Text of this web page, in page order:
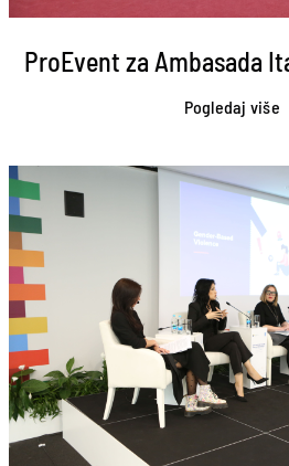
ProEvent za Ambasada
Pogledaj više